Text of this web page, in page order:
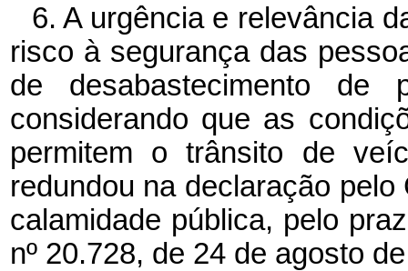
6. A urgência e relevância
risco à segurança das
de desabastecimento de
considerando que as
permitem o trânsito de
redundou na declaração
calamidade pública, pelo
nº 20.728, de 24 de agosto